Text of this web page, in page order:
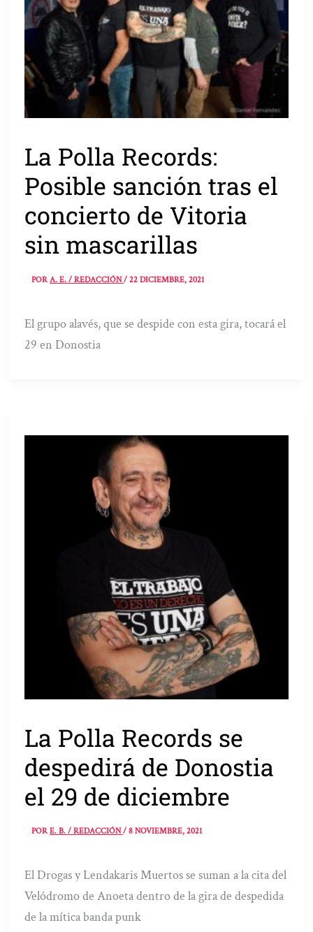
La Polla Records:
Posible sanción tras el
concierto de Vitoria
sin mascarillas
PORA. E. / REDACCIÓN/22 DICIEMBRE, 2021
El grupo alavés, que se despide con esta gira, tocará el
29 en Donostia
La Polla Records se
despedirá de Donostia
el 29 de diciembre
PORE. B. / REDACCIÓN/8 NOVIEMBRE, 2021
El Drogas y Lendakaris Muertos se suman a la cita del
Velódromo de Anoeta dentro de la gira de despedida
de la mítica banda punk